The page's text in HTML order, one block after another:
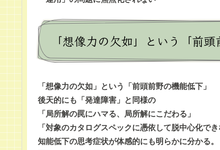
「想像力の欠如」という「前
「想像力の欠如」という「前頭前野の機能低下」
後天的にも「発達障害」と同様の
「局所解の罠にハマる、局所解にこだわる」
「対象のカタログスペックに憑依して脱中心化で
知能低下の思考症状が体感的にも明らかに分かる。